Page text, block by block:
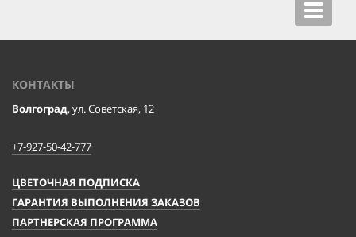
Toggle
КОНТАКТЫ
Волгоград, ул. Советская, 12
+7-927-50-42-777
ЦВЕТОЧНАЯ ПОДПИСКА
ГАРАНТИЯ ВЫПОЛНЕНИЯ ЗАКАЗОВ
ПАРТНЕРСКАЯ ПРОГРАММА